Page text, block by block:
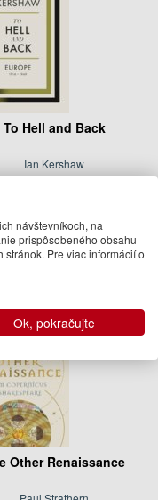
To Hell and Back
Ian Kershaw
Other Renaissance
návštevníkoch, na
prispôsobeného obsahu
Pre viac informácií o
Ok, pokračujte